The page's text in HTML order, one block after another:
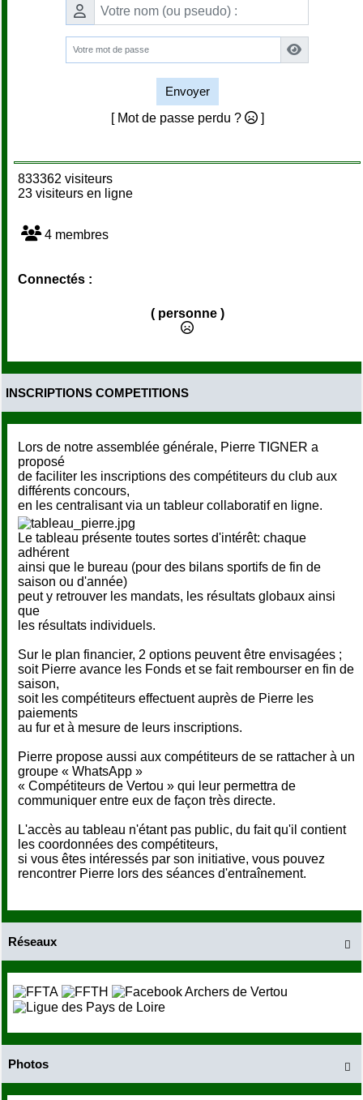
Envoyer
[ Mot de passe perdu ?
]
833362 visiteurs
23 visiteurs en ligne
4 membres
Connectés :
( personne )
INSCRIPTIONS COMPETITIONS
Lors de notre assemblée générale, Pierre TIGNER a
proposé
de faciliter les inscriptions des compétiteurs du club aux
différents concours,
en les centralisant via un tableur collaboratif en ligne.
Le tableau présente toutes sortes d'intérêt: chaque
adhérent
ainsi que le bureau (pour des bilans sportifs de fin de
saison ou d'année)
peut y retrouver les mandats, les résultats globaux ainsi
que
les résultats individuels.
Sur le plan financier, 2 options peuvent être envisagées ;
soit Pierre avance les Fonds et se fait rembourser en fin de
saison,
soit les compétiteurs effectuent auprès de Pierre les
paiements
au fur et à mesure de leurs inscriptions.
Pierre propose aussi aux compétiteurs de se rattacher à un
groupe « WhatsApp »
« Compétiteurs de Vertou » qui leur permettra de
communiquer entre eux de façon très directe.
L'accès au tableau n'étant pas public, du fait qu'il contient
les coordonnées des compétiteurs,
si vous êtes intéressés par son initiative, vous pouvez
rencontrer Pierre lors des séances d'entraînement.

Réseaux

Photos